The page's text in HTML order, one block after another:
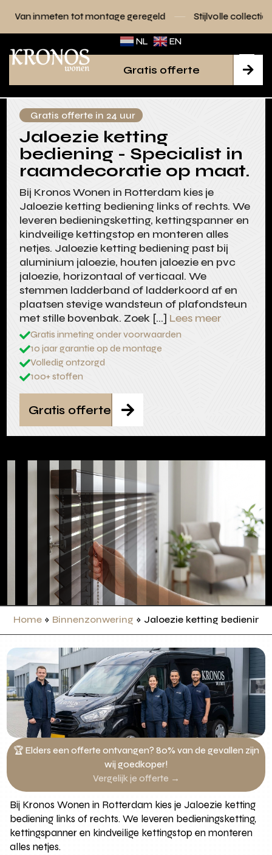
tot montage geregeld Stijlvolle collecties voor elk
NL EN

Gratis offerte
Gratis offerte in 24 uur
Jaloezie ketting
bediening - Specialist in
raamdecoratie op maat.
Bij Kronos Wonen in Rotterdam kies je
Jaloezie ketting bediening links of rechts. We
leveren bedieningsketting, kettingspanner en
kindveilige kettingstop en monteren alles
netjes. Jaloezie ketting bediening past bij
aluminium jaloezie, houten jaloezie en pvc
jaloezie, horizontaal of verticaal. We
stemmen ladderband of ladderkoord af en
plaatsen stevige wandsteun of plafondsteun
met stille bovenbak. Zoek […] Lees meer
Gratis inmeting onder voorwaarden
10 jaar garantie op de montage
Volledig ontzorgd
100+ stoffen

Gratis offerte
Home » Binnenzonwering » Jaloezie ketting bediening
🏆 Elders een offerte ontvangen? 80% van de gevallen zijn
wij goedkoper!
Vergelijk je offerte →
Bij Kronos Wonen in Rotterdam kies je Jaloezie ketting
bediening links of rechts. We leveren bedieningsketting,
kettingspanner en kindveilige kettingstop en monteren
alles netjes.